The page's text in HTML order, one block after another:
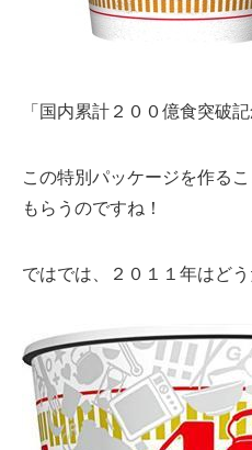
「国内累計２００億食突破
この特別パッケージを作る
もらうのですね！
ではでは、２０１１年はど